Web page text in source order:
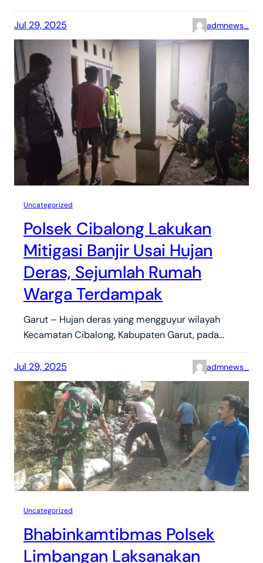
Jul 29, 2025 admnews_
Uncategorized
Polsek Cibalong Lakukan
Mitigasi Banjir Usai Hujan
Deras, Sejumlah Rumah
Warga Terdampak
Garut – Hujan deras yang mengguyur wilayah
Kecamatan Cibalong, Kabupaten Garut, pada…
Jul 29, 2025 admnews_
Uncategorized
Bhabinkamtibmas Polsek
Limbangan Laksanakan